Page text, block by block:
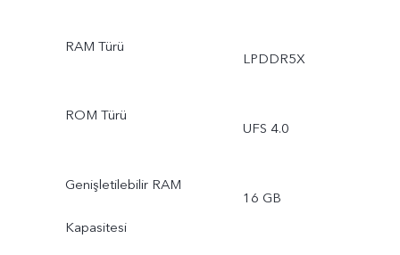
RAM Türü
LPDDR5X
ROM Türü
UFS 4.0
Genişletilebilir RAM
Kapasitesi
16 GB